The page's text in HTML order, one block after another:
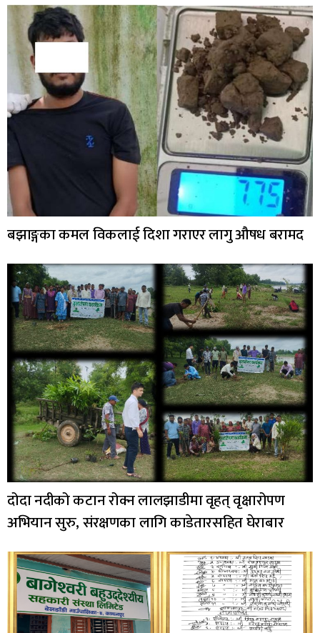
बझाङ्गका कमल विकलाई दिशा गराएर लागु औषध बरामद
दोदा नदीको कटान रोक्न लालझाडीमा वृहत् वृक्षारोपण
अभियान सुरु, संरक्षणका लागि काडेतारसहित घेराबार